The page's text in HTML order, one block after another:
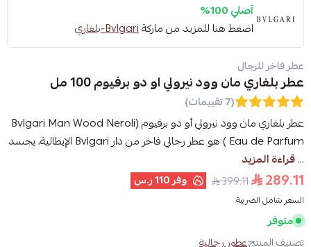
أصلي 100%
اضغط هنا للمزيد من ماركةBvlgari-بلغاري
عطر فاخر للرجال
عطر بلغاري مان وود نيرولي او دو برفيوم 100 مل
(7 تقييمات)
عطر بلغاري مان وود نيرولي أو دو برفيوم (Bvlgari Man Wood Neroli
Eau de Parfum ) هو عطر رجالي فاخر من دار Bvlgari الإيطالية، يجسد
...قراءة المزيد
289.11
399.11 وفر110 ر.س
السعر شامل الضريبة
متوفر
تصنيف المنتج:عطور رجالية